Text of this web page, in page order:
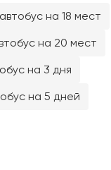
на 18 мест
на 20 мест
на 3 дня
на 5 дней